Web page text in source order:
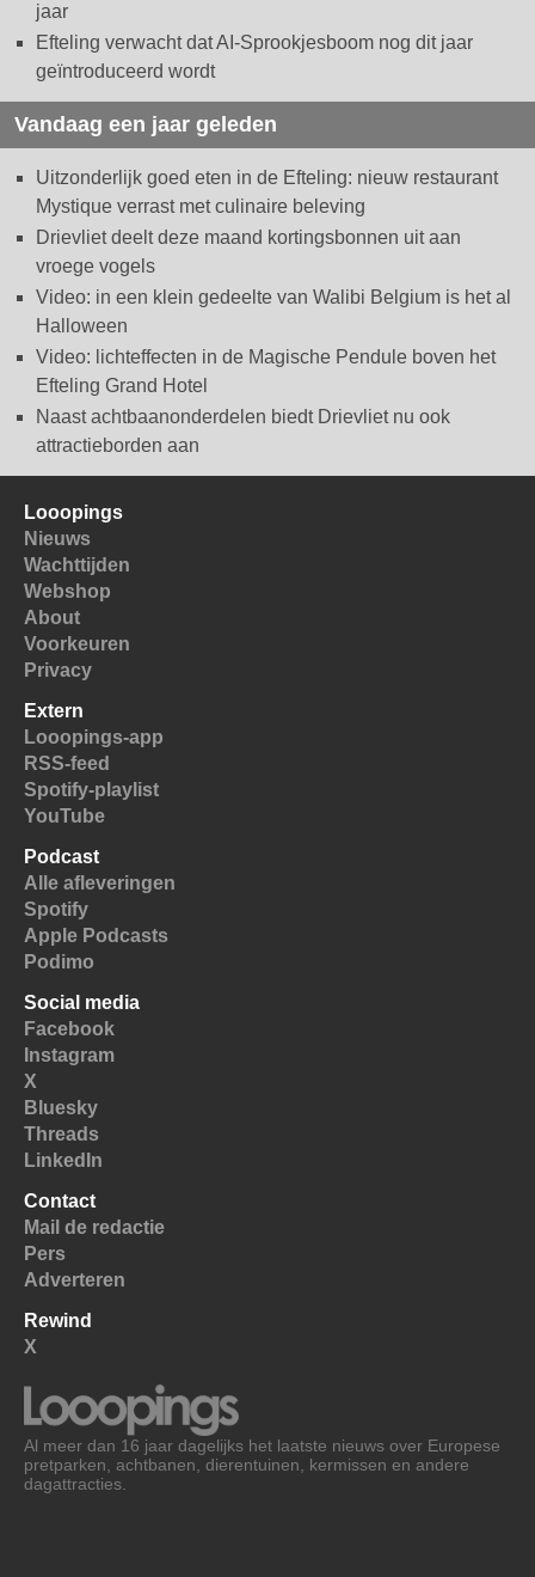
jaar
Efteling verwacht dat AI-Sprookjesboom nog dit jaar
geïntroduceerd wordt
Vandaag een jaar geleden
Uitzonderlijk goed eten in de Efteling: nieuw restaurant
Mystique verrast met culinaire beleving
Drievliet deelt deze maand kortingsbonnen uit aan
vroege vogels
Video: in een klein gedeelte van Walibi Belgium is het al
Halloween
Video: lichteffecten in de Magische Pendule boven het
Efteling Grand Hotel
Naast achtbaanonderdelen biedt Drievliet nu ook
attractieborden aan
Looopings
Nieuws
Wachttijden
Webshop
About
Voorkeuren
Privacy
Extern
Looopings-app
RSS-feed
Spotify-playlist
YouTube
Podcast
Alle afleveringen
Spotify
Apple Podcasts
Podimo
Social media
Facebook
Instagram
X
Bluesky
Threads
LinkedIn
Contact
Mail de redactie
Pers
Adverteren
Rewind
X
Al meer dan 16 jaar dagelijks het laatste nieuws over Europese
pretparken, achtbanen, dierentuinen, kermissen en andere
dagattracties.